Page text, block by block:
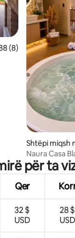
mesatar 4,88
(8)
Shtëpi miqsh
Ibarra
Naura Casa
për ta
Qer
32 $
USD
28 $
USD